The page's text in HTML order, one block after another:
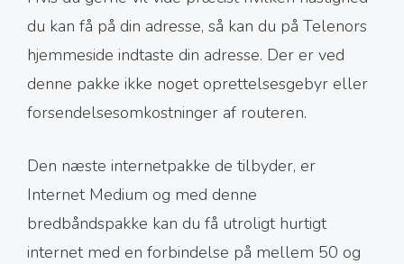
du kan få på din adresse, så kan du på Telenors
hjemmeside indtaste din adresse. Der er ved
denne pakke ikke noget oprettelsesgebyr eller
forsendelsesomkostninger af routeren.
Den næste internetpakke de tilbyder, er
Internet Medium og med denne
bredbåndspakke kan du få utroligt hurtigt
internet med en forbindelse på mellem 50 og